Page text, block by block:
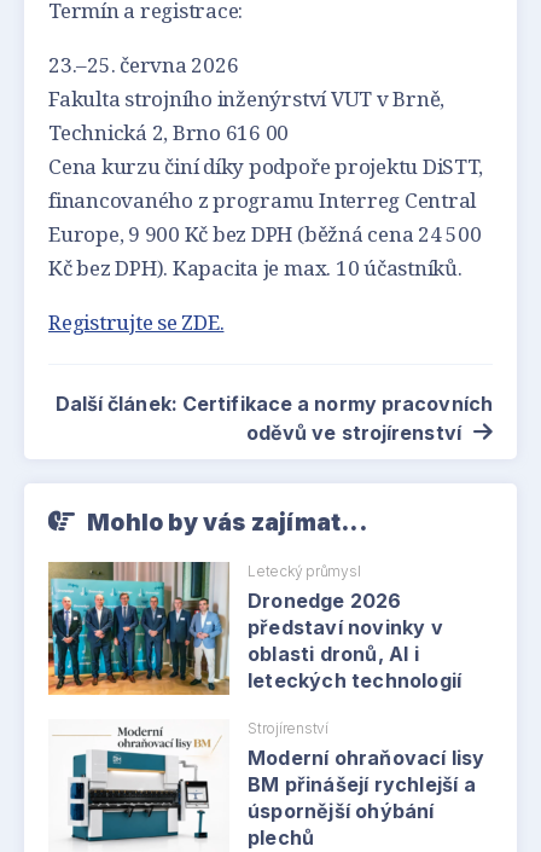
Termín a registrace:
23.–25. června 2026
Fakulta strojního inženýrství VUT v Brně,
Technická 2, Brno 616 00
Cena kurzu činí díky podpoře projektu DiSTT,
financovaného z programu Interreg Central
Europe, 9 900 Kč bez DPH (běžná cena 24 500
Kč bez DPH). Kapacita je max. 10 účastníků.
Registrujte se ZDE.
Další článek: Certifikace a normy pracovních
oděvů ve strojírenství
Mohlo by vás zajímat...
Letecký průmysl
Dronedge 2026
představí novinky v
oblasti dronů, AI i
leteckých technologií
Strojírenství
Moderní ohraňovací lisy
BM přinášejí rychlejší a
úspornější ohýbání
plechů